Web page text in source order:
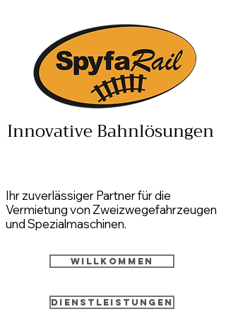
Innovative Bahnlösungen
Ihr zuverlässiger Partner für die
Vermietung von Zweizwegefahrzeugen
und Spezialmaschinen.
Willkommen
Dienstleistungen